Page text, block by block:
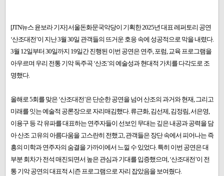
[JTN뉴스 윤보라 기자] 서울돈화문국악당이 기획한 2025년 대표 레퍼토리 공연
‘산조대전’이 지난 3월 30일 관객들의 뜨거운 호응 속에 성공적으로 막을 내렸다.
3월 12일부터 30일까지 19일간 진행된 이번 공연은 연주, 포럼, 교육 프로그램을
아우르며 우리 전통 기악 독주곡 ‘산조’의 예술성과 현대적 가치를 다각도로 조
명했다.
올해로 5회를 맞은 ‘산조대전’은 단순한 공연을 넘어 산조의 과거와 현재, 그리고
미래를 잇는 예술적 공론장으로 자리매김했다. 류근화, 김선제, 김정림, 서은영,
이용구 등 각 유파를 대표하는 연주자들이 선보인 무대는 깊은 내공과 공력을 담
아 산조 고유의 아름다움을 고스란히 전했고, 관객들은 장단 속에서 피어나는 즉
흥의 미학과 연주자의 숨결을 가까이에서 느낄 수 있었다. 특히 이번 공연은 대
부분 회차가 전석 매진되면서 높은 관심과 기대를 입증했으며, ‘산조대전’이 전
통 기악 공연의 대표적 시즌 프로그램으로 자리 잡았음을 보여줬다.